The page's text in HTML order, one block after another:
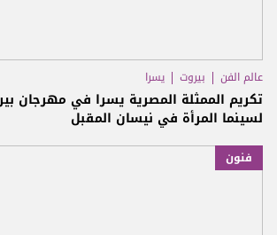
عالم الفن بيروت يسرا
تكريم الممثلة المصرية يسرا في مهرجان
لسينما المرأة في نيسان المقبل
فنون